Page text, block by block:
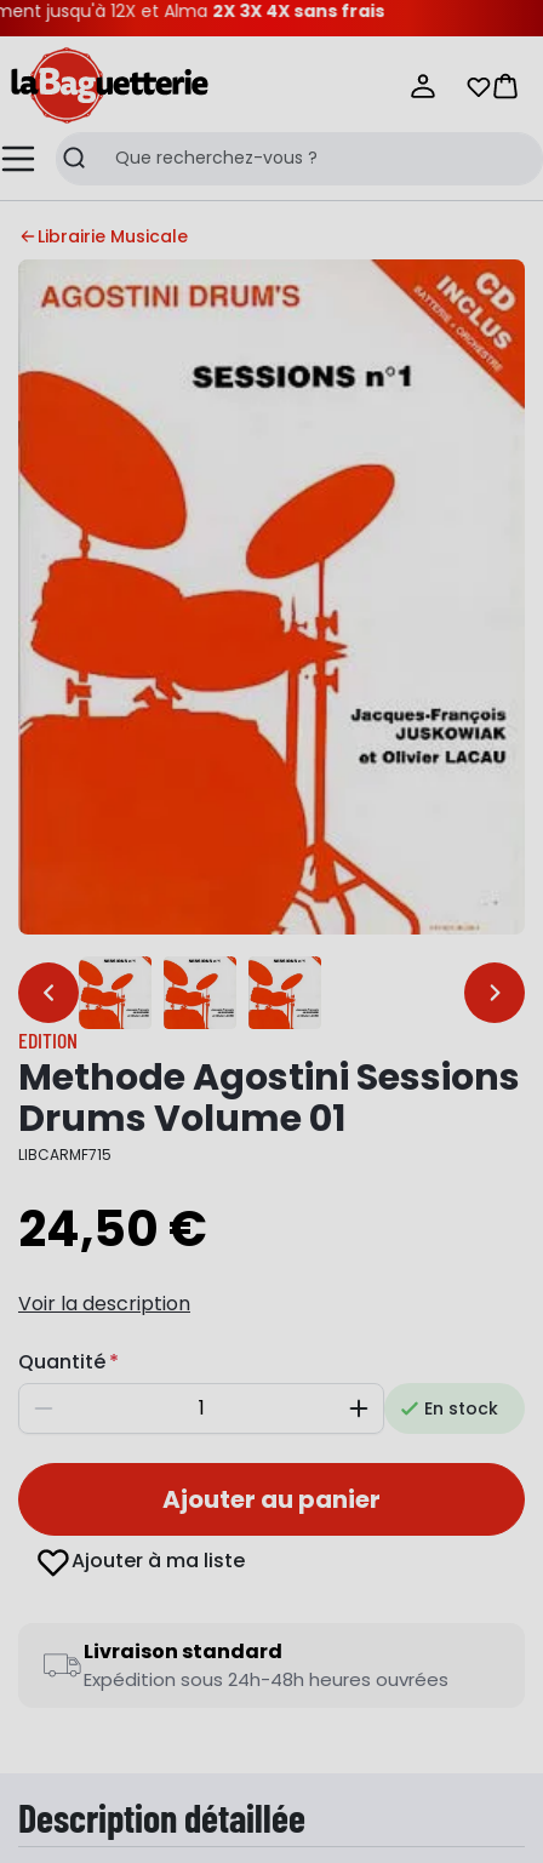
jusqu'à 12X et Alma2X 3X 4X sans frais
MenuRecherche
Mes
Librairie Musicale
… …
EDITION
Methode Agostini Sessions
Drums Volume 01
LIBCARMF715
24,50 €
Voir la description
Quantité
Diminuer AugmenterEn stock
Ajouter au panier
Ajouter à ma liste
Livraison standard
Expédition sous 24h-48h heures ouvrées
Description détaillée